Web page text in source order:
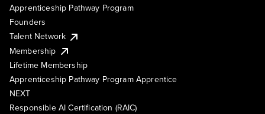
Apprenticeship Pathway Program
Founders
Talent Network
Membership
Lifetime Membership
Apprenticeship Pathway Program Apprentice
NEXT
Responsible AI Certification (RAIC)